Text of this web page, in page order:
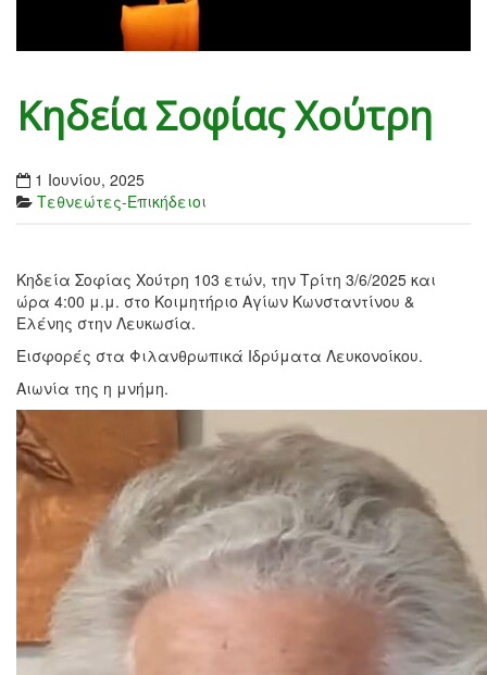
Κηδεία Σοφίας Χούτρη
1 Ιουνίου, 2025
Τεθνεώτες-Επικήδειοι
Κηδεία Σοφίας Χούτρη 103 ετών, την Τρίτη 3/6/2025 και
ώρα 4:00 μ.μ. στο Κοιμητήριο Αγίων Κωνσταντίνου &
Ελένης στην Λευκωσία.
Εισφορές στα Φιλανθρωπικά Ιδρύματα Λευκονοίκου.
Αιωνία της η μνήμη.